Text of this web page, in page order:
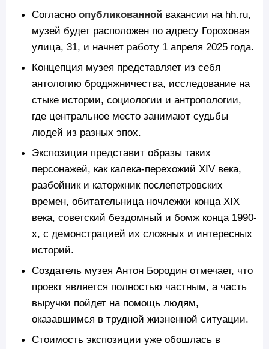
Согласно опубликованнойвакансии на hh.ru,
музей будет расположен по адресу Гороховая
улица, 31, и начнет работу 1 апреля 2025 года.
Концепция музея представляет из себя
антологию бродяжничества, исследование на
стыке истории, социологии и антропологии,
где центральное место занимают судьбы
людей из разных эпох.
Экспозиция представит образы таких
персонажей, как калека-перехожий XIV века,
разбойник и каторжник послепетровских
времен, обитательница ночлежки конца XIX
века, советский бездомный и бомж конца 1990-
х, с демонстрацией их сложных и интересных
историй.
Создатель музея Антон Бородин отмечает, что
проект является полностью частным, а часть
выручки пойдет на помощь людям,
оказавшимся в трудной жизненной ситуации.
Стоимость экспозиции уже обошлась в